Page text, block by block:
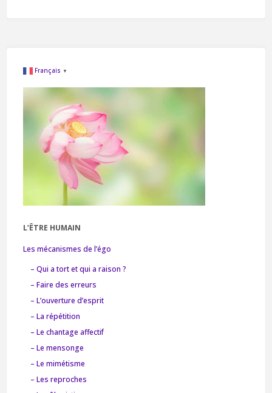
de
Gabriel"
Français ▼
L’ÊTRE HUMAIN
Les mécanismes de l’égo
– Qui a tort et qui a raison ?
– Faire des erreurs
– L’ouverture d’esprit
– La répétition
– Le chantage affectif
– Le mensonge
– Le mimétisme
– Les reproches